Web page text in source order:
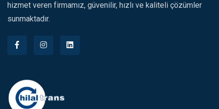
hizmet veren firmamız, güvenilir, hızlı ve kaliteli çözümler
sunmaktadır.